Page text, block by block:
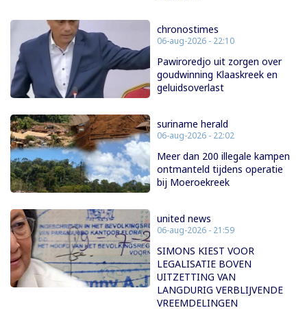
chronostimes
06-aug-2026 - 22:10
Pawiroredjo uit zorgen over
goudwinning Klaaskreek en
geluidsoverlast
suriname herald
06-aug-2026 - 22:02
Meer dan 200 illegale kampen
ontmanteld tijdens operatie
bij Moeroekreek
united news
06-aug-2026 - 21:59
SIMONS KIEST VOOR
LEGALISATIE BOVEN
UITZETTING VAN
LANGDURIG VERBLIJVENDE
VREEMDELINGEN